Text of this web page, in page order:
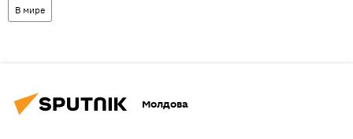
В мире
Молдова